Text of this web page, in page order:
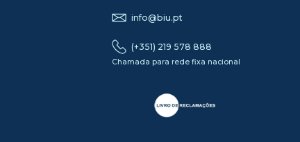
info@biu.pt
(+351) 219 578 888
Chamada para rede fixa nacional